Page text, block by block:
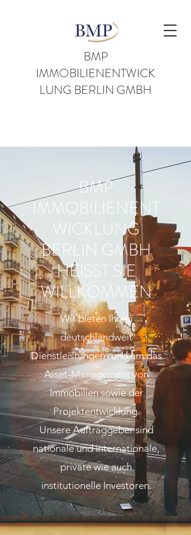
BMP
IMMOBILIENENTWICK
LUNG BERLIN GMBH
BMP
IMMOBILIENENT
WICKLUNG
BERLIN GMBH
HEISST SIE
WILLKOMMEN
Wir bieten Ihnen
deutschlandweit
Dienstleistungen rund um das
Asset-Management von
Immobilien sowie der
Projektentwicklung.
Unsere Auftraggeber sind
nationale und internationale,
private wie auch
institutionelle Investoren.